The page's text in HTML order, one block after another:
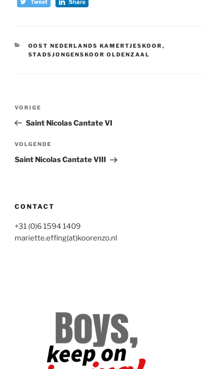
CATEGORIEËN
OOST NEDERLANDS KAMERTJESKOOR ,
STADSJONGENSKOOR OLDENZAAL
Vorig
bericht
VORIGE
Saint Nicolas Cantate VI
Volgend
bericht
VOLGENDE
Saint Nicolas Cantate VIII
CONTACT
+31 (0)6 1594 1409
mariette.effing(at)koorenzo.nl